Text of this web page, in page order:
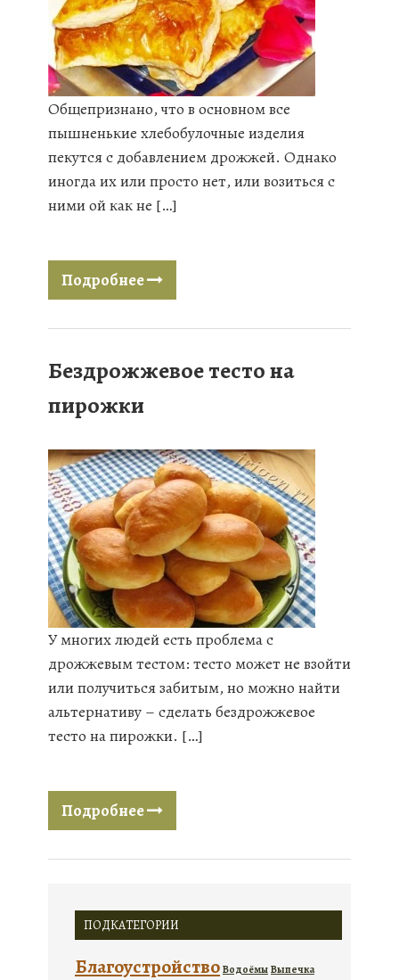
Общепризнано, что в основном все
пышненькие хлебобулочные изделия
пекутся с добавлением дрожжей. Однако
иногда их или просто нет, или возиться с
ними ой как не […]
Подробнее
Бездрожжевое тесто на
пирожки
У многих людей есть проблема с
дрожжевым тестом: тесто может не взойти
или получиться забитым, но можно найти
альтернативу – сделать бездрожжевое
тесто на пирожки. […]
Подробнее
ПОДКАТЕГОРИИ
БлагоустройствоВодоёмыВыпечка